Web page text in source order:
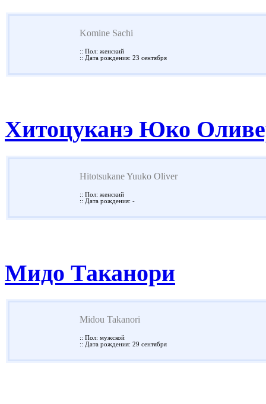
Komine Sachi
:: Пол: женский
:: Дата рождения: 23 сентября
Хитоцуканэ Юко
Hitotsukane Yuuko Oliver
:: Пол: женский
:: Дата рождения: -
Мидо Таканори
Midou Takanori
:: Пол: мужской
:: Дата рождения: 29 сентября